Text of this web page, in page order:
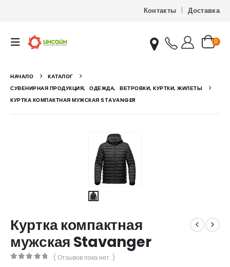
Контакты Доставка
0
НАЧАЛО
КАТАЛОГ
СУВЕНИРНАЯ ПРОДУКЦИЯ, ОДЕЖДА, ВЕТРОВКИ, КУРТКИ, ЖИЛЕТЫ
КУРТКА КОМПАКТНАЯ МУЖСКАЯ STAVANGER
Куртка компактная
мужская Stavanger
( Отзывов пока нет. )